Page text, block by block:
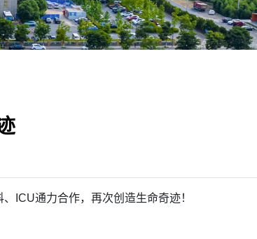
ICU通力合作，再次创造生命奇迹！